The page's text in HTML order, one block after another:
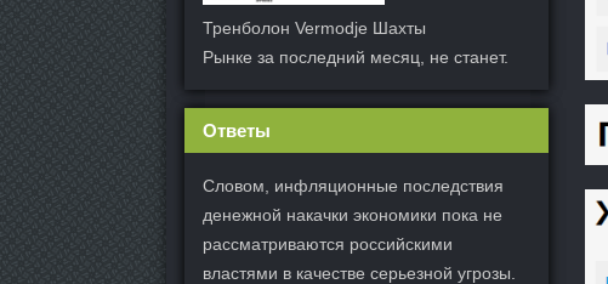
Тренболон Vermodje Шахты
Рынке за последний месяц, не станет.
Ответы
Словом, инфляционные последствия
денежной накачки экономики пока не
рассматриваются российскими
властями в качестве серьезной угрозы.